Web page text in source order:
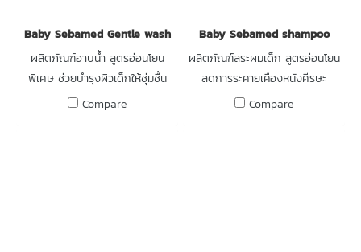
Baby Sebamed Gentle wash
ผลิตภัณฑ์อาบน้ำ สูตรอ่อนโยน
พิเศษ ช่วยบำรุงผิวเด็กให้ชุ่มชื้น
Compare
Baby Sebamed shampoo
ผลิตภัณฑ์สระผมเด็ก สูตรอ่อนโยน
ลดการระคายเคืองหนังศีรษะ
Compare